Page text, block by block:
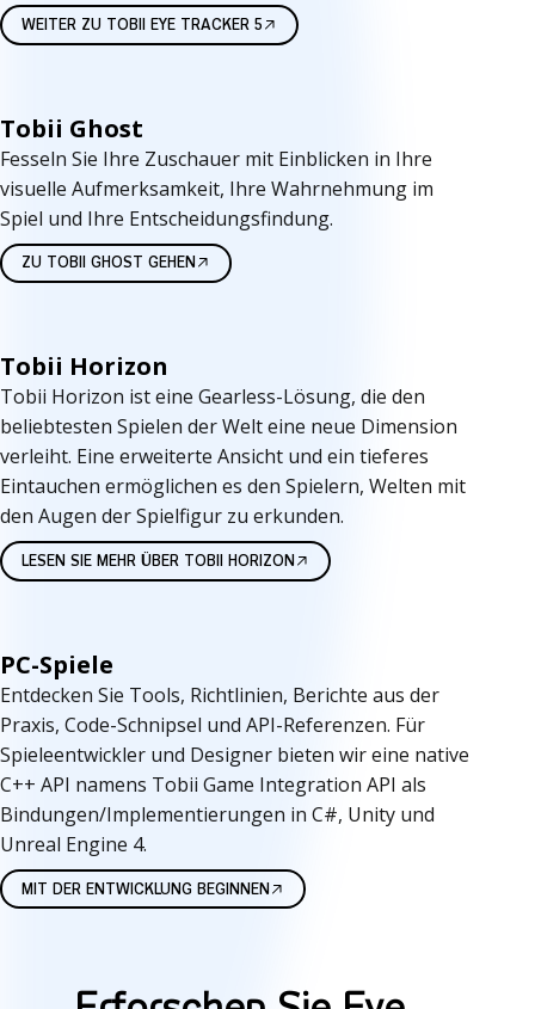
WEITER ZU TOBII EYE TRACKER 5
Tobii Ghost
Fesseln Sie Ihre Zuschauer mit Einblicken in Ihre
visuelle Aufmerksamkeit, Ihre Wahrnehmung im
Spiel und Ihre Entscheidungsfindung.
ZU TOBII GHOST GEHEN
Tobii Horizon
Tobii Horizon ist eine Gearless-Lösung, die den
beliebtesten Spielen der Welt eine neue Dimension
verleiht. Eine erweiterte Ansicht und ein tieferes
Eintauchen ermöglichen es den Spielern, Welten mit
den Augen der Spielfigur zu erkunden.
LESEN SIE MEHR ÜBER TOBII HORIZON
PC-Spiele
Entdecken Sie Tools, Richtlinien, Berichte aus der
Praxis, Code-Schnipsel und API-Referenzen. Für
Spieleentwickler und Designer bieten wir eine native
C++ API namens Tobii Game Integration API als
Bindungen/Implementierungen in C#, Unity und
Unreal Engine 4.
MIT DER ENTWICKLUNG BEGINNEN